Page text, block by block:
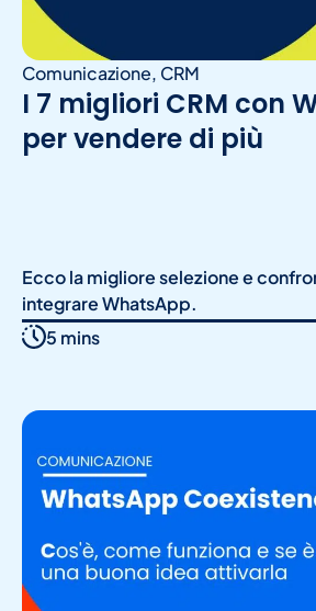
Comunicazione, CRM
I 7 migliori CRM con
per vendere di più
Ecco la migliore selezione e
integrare WhatsApp.
5 mins